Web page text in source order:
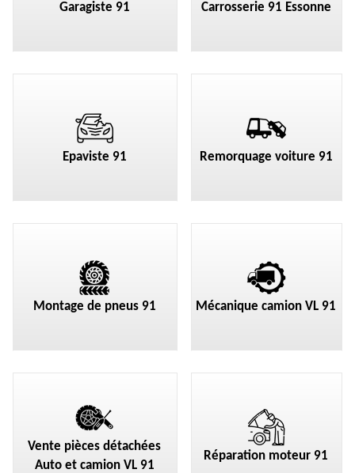
Garagiste 91 Carrosserie 91 Essonne
Epaviste 91 Remorquage voiture 91
Montage de pneus 91 Mécanique camion VL 91
Vente pièces détachées
Auto et camion VL 91
Réparation moteur 91